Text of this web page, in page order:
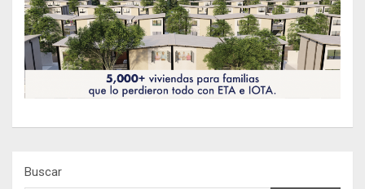
Buscar